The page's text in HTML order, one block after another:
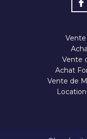
Vente
Vente
Achat
Vente de